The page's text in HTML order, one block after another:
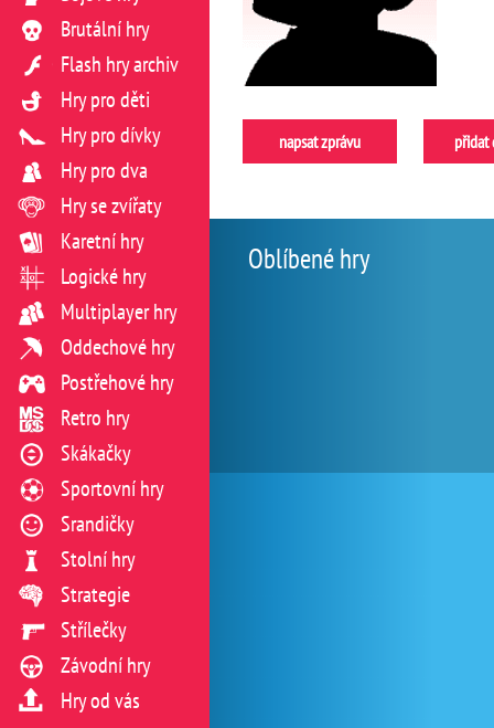
napsat zprávu přidat
Oblíbené hry
Brutální hry
Flash hry archiv
Hry pro děti
Hry pro dívky
Hry pro dva
Hry se zvířaty
Karetní hry
Logické hry
Multiplayer hry
Oddechové hry
Postřehové hry
Retro hry
Skákačky
Sportovní hry
Srandičky
Stolní hry
Strategie
Střílečky
Závodní hry
Hry od vás